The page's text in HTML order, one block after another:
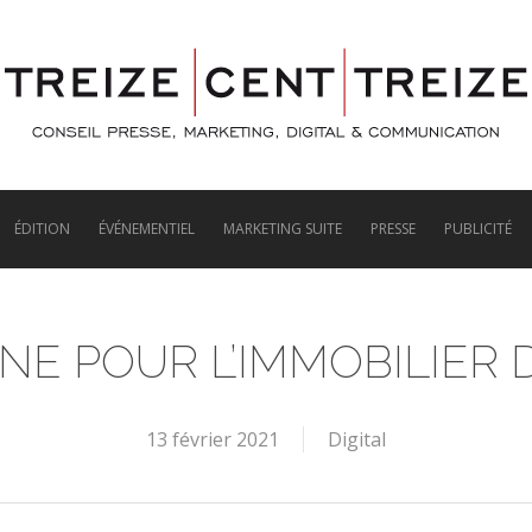
ÉDITION ÉVÉNEMENTIEL MARKETING SUITE PRESSE PUBLICITÉ
POUR L’IMMOBILIER
13 février 2021 Digital